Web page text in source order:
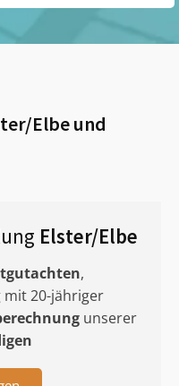
Elbeund
Elster/Elbe
,
mit 20-jähriger
unserer